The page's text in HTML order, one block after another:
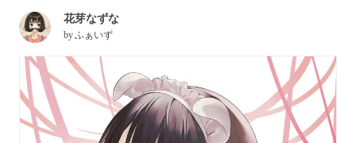
花芽なずな
byふぁいず